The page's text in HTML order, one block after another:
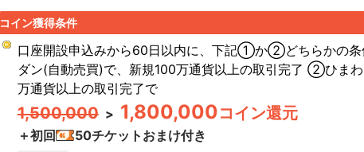
コイン獲得条件
口座開設申込みから60日以内に、下記①か②どちらかの
ダン(自動売買)で、新規100万通貨以上の取引完了 ②ひま
万通貨以上の取引完了で
1,500,000 > 1,800,000コイン還元
＋初回 50チケットおまけ付き